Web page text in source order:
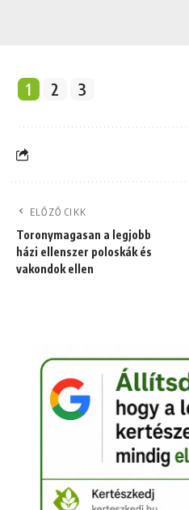
1 2 3
ELŐZŐ CIKK
Toronymagasan a legjobb
házi ellenszer poloskák és
vakondok ellen